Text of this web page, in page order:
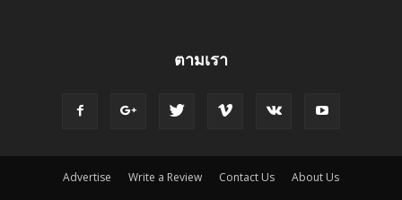
ตามเรา
Advertise Write a Review Contact Us About Us